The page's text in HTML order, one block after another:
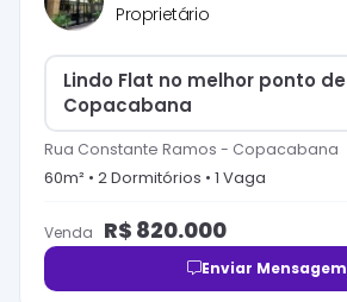
Proprietário
Lindo Flat no melhor ponto de
Copacabana
Rua Constante Ramos - Copacabana
60m² • 2Dormitórios • 1 Vaga
Venda R$ 820.000
Enviar Mensagem